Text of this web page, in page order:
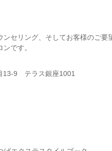
ンセリング、そしてお客様のご要
です。
13-9 テラス銀座1001